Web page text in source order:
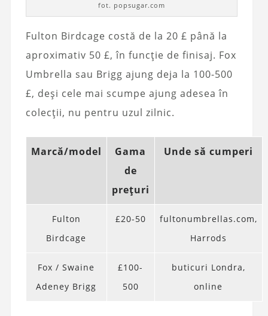
fot. popsugar.com
Fulton Birdcage costă de la 20 £ până la
aproximativ 50 £, în funcție de finisaj. Fox
Umbrella sau Brigg ajung deja la 100-500
£, deși cele mai scumpe ajung adesea în
colecții, nu pentru uzul zilnic.
Marcă/model
Gama
de
prețuri
Unde să cumperi
Fulton
Birdcage
£20-50
fultonumbrellas.com,
Harrods
Fox / Swaine
Adeney Brigg
£100-
500
buticuri Londra,
online